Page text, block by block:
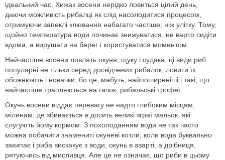
ідеальний час. Хижак восени нерідко ловиться цілий день,
даючи можливість рибалці як слід насолодитися процесом,
отримуючи запеклі клювання набагато частіше, ніж улітку. Тому,
щойно температура води починає знижуватися, не варто сидіти
вдома, а вирушати на берег і користуватися моментом.
Найчастіше восени ловлять окуня, щуку і судака, ці види риб
популярні не тільки серед досвідчених рибалок, ловити їх
обожнюють і новачки, бо це, мабуть, найпоширеніші і такі, що
найчастіше трапляються на гачок, рибальські трофеї.
Окунь восени віддає перевагу не надто глибоким місцям,
мілинам, де збивається в досить великі зграї мальок, які
слугують йому кормом. З похолоданням води не так часто
можна побачити знамениті окуневі котли, коли вода буквально
закипає і риба вискакує з води, окунь в азарті, а дрібниця,
рятуючись від мисливця. Але це не означає, що риби в цьому